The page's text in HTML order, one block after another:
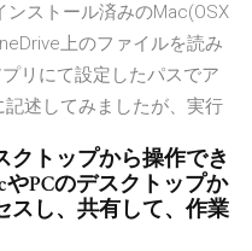
ンストール済みのMac(OSX
上のファイルを読み
リにて設定したパスでア
述してみましたが、実行
クトップから操作でき
PCのデスクトップか
スし、共有して、作業